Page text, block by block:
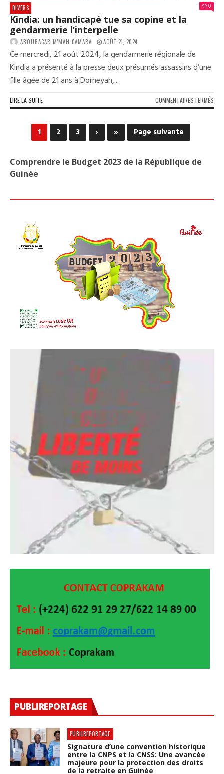
DIVERS 0
Kindia: un handicapé tue sa copine et la
gendarmerie l’interpelle
ABOUBACAR M'MAH CAMARA AOÛT 21, 2024
Ce mercredi, 21 août 2024, la gendarmerie régionale de
Kindia a présenté à la presse deux présumés assassins d’une
fille âgée de 21 ans à Dorneyah,...
LIRE LA SUITE COMMENTAIRES FERMÉS
1 2 3 › » Page suivante
Comprendre le Budget 2023 de la République de
Guinée
PUBLIREPORTAGE
PUBLIREPORTAGE
Signature d’une convention historique
entre la CNPS et la CNSS: Une avancée
majeure pour la protection des droits
de la retraite en Guinée